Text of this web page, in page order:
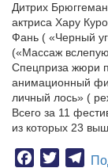
Дитрих
актриса Хару
Фань ( «Черный
(«Массаж
Спецприза жюри
анимационный
личный лось» (
Всего за 11
из которых 23
Facebook
Twitter